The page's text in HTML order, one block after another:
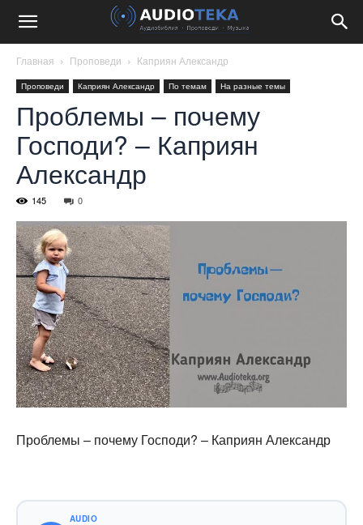
Главная Проповеди Каприян Александр
Проповеди Каприян Александр По темам На разные темы
Проблемы – почему
Господи? – Каприян
Александр
145 0
Проблемы – почему Господи? – Каприян Александр
AUDIO